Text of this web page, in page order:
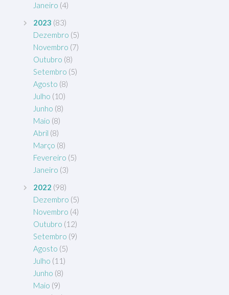
Janeiro (4)
2023 (83)
Dezembro (5)
Novembro (7)
Outubro (8)
Setembro (5)
Agosto (8)
Julho (10)
Junho (8)
Maio (8)
Abril (8)
Março (8)
Fevereiro (5)
Janeiro (3)
2022 (98)
Dezembro (5)
Novembro (4)
Outubro (12)
Setembro (9)
Agosto (5)
Julho (11)
Junho (8)
Maio (9)